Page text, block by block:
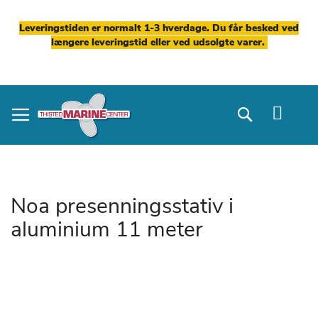
Leveringstiden er normalt 1-3 hverdage. Du får besked ved
længere leveringstid eller ved udsolgte varer.
to
Content
Search
Noa presenningsstativ i
aluminium 11 meter